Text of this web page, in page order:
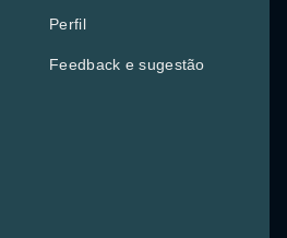
Perfil
Feedback e sugestão